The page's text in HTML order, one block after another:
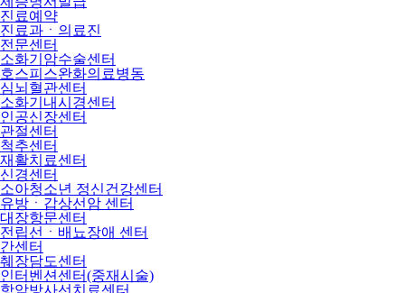
진료예약
진료과ㆍ의료진
전문센터
소화기암수술센터
호스피스완화의료병동
심뇌혈관센터
소화기내시경센터
인공신장센터
관절센터
척추센터
재활치료센터
신경센터
소아청소년 정신건강센터
유방ㆍ갑상선암 센터
대장항문센터
전립선ㆍ배뇨장애 센터
간센터
췌장담도센터
인터벤션센터(중재시술)
항암방사선치료센터